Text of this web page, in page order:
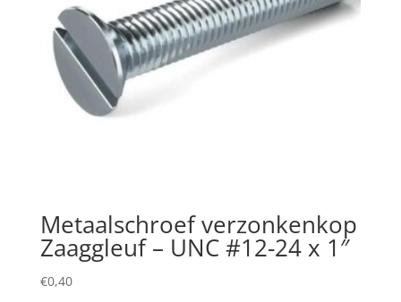
Metaalschroef verzonkenkop
Zaaggleuf – UNC #12-24 x 1″
€0,40